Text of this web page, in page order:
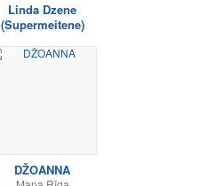
Linda Dzene
(Supermeitene)
DŽOANNA